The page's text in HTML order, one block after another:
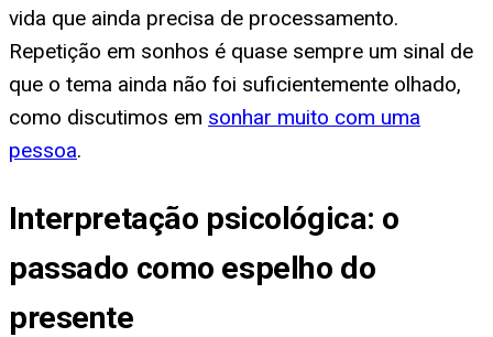
vida que ainda precisa de processamento.
Repetição em sonhos é quase sempre um sinal de
que o tema ainda não foi suficientemente olhado,
como discutimos em sonhar muito com uma
pessoa.
Interpretação psicológica: o
passado como espelho do
presente